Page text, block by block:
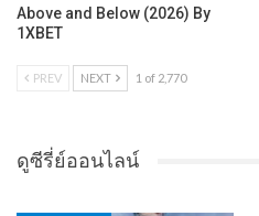
Above and Below (2026) By
1XBET
PREV NEXT 1 of 2,770
ดูซีรี่ย์ออนไลน์